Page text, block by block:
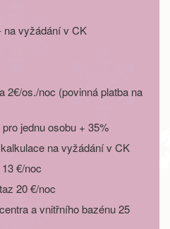
12 200 Kč
8 200 Kč objednej
10 700 Kč
na vyžádání v CK
2€/os./noc (povinná platba na
jednu osobu + 35%
na vyžádání v CK
€/noc
20 €/noc
a vnitřního bazénu 25